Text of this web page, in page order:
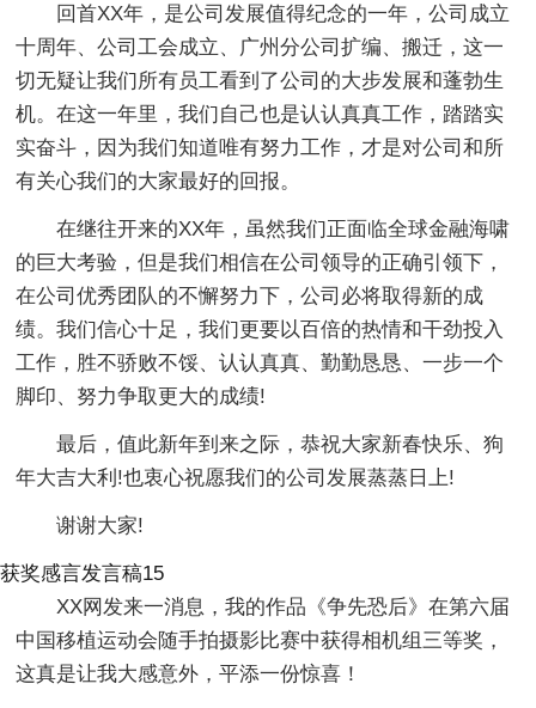
回首XX年，是公司发展值得纪念的一年，公司成立
十周年、公司工会成立、广州分公司扩编、搬迁，这一
切无疑让我们所有员工看到了公司的大步发展和蓬勃生
机。在这一年里，我们自己也是认认真真工作，踏踏实
实奋斗，因为我们知道唯有努力工作，才是对公司和所
有关心我们的大家最好的回报。
在继往开来的XX年，虽然我们正面临全球金融海啸
的巨大考验，但是我们相信在公司领导的正确引领下，
在公司优秀团队的不懈努力下，公司必将取得新的成
绩。我们信心十足，我们更要以百倍的热情和干劲投入
工作，胜不骄败不馁、认认真真、勤勤恳恳、一步一个
脚印、努力争取更大的成绩!
最后，值此新年到来之际，恭祝大家新春快乐、狗
年大吉大利!也衷心祝愿我们的公司发展蒸蒸日上!
谢谢大家!
获奖感言发言稿15
XX网发来一消息，我的作品《争先恐后》在第六届
中国移植运动会随手拍摄影比赛中获得相机组三等奖，
这真是让我大感意外，平添一份惊喜！